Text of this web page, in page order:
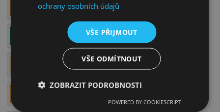
Sienna přírodní Slonovinová bílá
Smaragdová zelená Stříbrná
Světle zlatá Titanová bílá
Tmavě zlatá Tyrkysová zelená
ochrany osobních údajů
VŠE PŘIJMOUT
VŠE ODMÍTNOUT
ZOBRAZIT PODROBNOSTI
POWERED BY COOKIESCRIPT